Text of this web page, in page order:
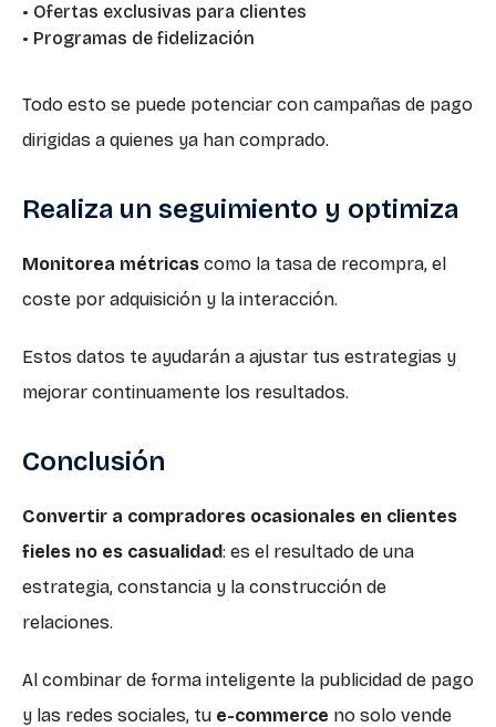
• Ofertas exclusivas para clientes
• Programas de fidelización
Todo esto se puede potenciar con campañas de pago
dirigidas a quienes ya han comprado.
Realiza un seguimiento y optimiza
Monitorea métricas como la tasa de recompra, el
coste por adquisición y la interacción.
Estos datos te ayudarán a ajustar tus estrategias y
mejorar continuamente los resultados.
Conclusión
Convertir a compradores ocasionales en clientes
fieles no es casualidad: es el resultado de una
estrategia, constancia y la construcción de
relaciones.
Al combinar de forma inteligente la publicidad de pago
y las redes sociales, tu e-commerce no solo vende